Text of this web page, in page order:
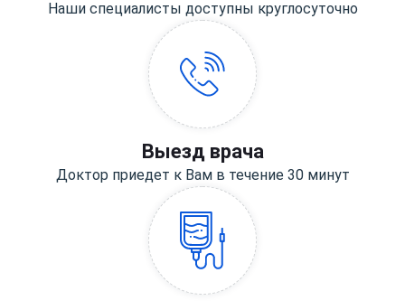
Наши специалисты доступны круглосуточно
Выезд врача
Доктор приедет к Вам в течение 30 минут